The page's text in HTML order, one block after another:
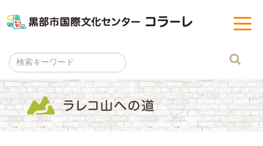
黒部
t
o
v
i
g
a
t
i
o